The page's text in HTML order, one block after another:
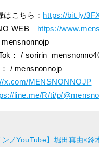
こちら： https://bit.ly/
WEB https://
： /
/ mensnonnojp
x.com/MENSNONNOJP
line.me/R/ti/p/
ンノYouTube】堀田真由×鈴